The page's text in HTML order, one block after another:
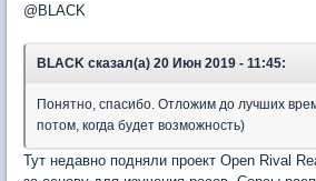
@BLACK
BLACK сказал(а) 20 Июн 2019 - 11:45:
Понятно, спасибо. Отложим до лучших
потом, когда будет возможность)
Тут недавно подняли проект Open Rival